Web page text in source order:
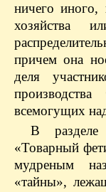
ничего иного,
хозяйства
причем она
деля
всемогущих
В разделе
«Товарный
мудреным
«тайны»,